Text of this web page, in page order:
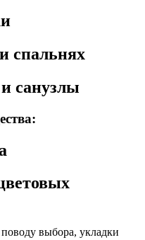
спальнях
санузлы
выбора, укладки